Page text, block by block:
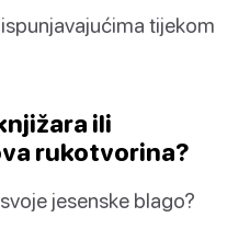
tijekom
ili
rukotvorina?
jesenske blago?